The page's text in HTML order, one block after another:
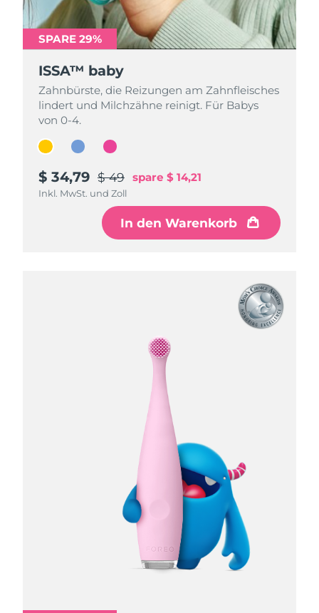
SPARE 29%
ISSA™ baby
Zahnbürste, die Reizungen am Zahnfleisches
lindert und Milchzähne reinigt. Für Babys
von 0-4.
$ 34,79 $ 49 spare $ 14,21
Inkl. MwSt. und Zoll
In den Warenkorb
SPARE 29%
ISSA™ baby
Zahnbürste, die Reizungen am Zahnfleisches
lindert und Milchzähne reinigt. Für Babys
von 0-4.
$ 34,79 $ 49 spare $ 14,21
Inkl. MwSt. und Zoll
In den Warenkorb
SPARE 29%
ISSA™ baby
Zahnbürste, die Reizungen am Zahnfleisches
lindert und Milchzähne reinigt. Für Babys
von 0-4.
$ 34,79 $ 49 spare $ 14,21
Inkl. MwSt. und Zoll
In den Warenkorb